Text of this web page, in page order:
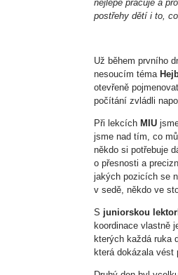
nejlépe pracuje a
postřehy dětí i to,
Už během prvního
nesoucím téma
otevřeně
počítání zvládli
Při lekcích MIU
jsme nad tím, co
někdo si potřebuje
o přesnosti a
jakých pozicích se
v sedě, někdo ve
S juniorskou
koordinace vlastně
kterých každá ruka
která dokázala